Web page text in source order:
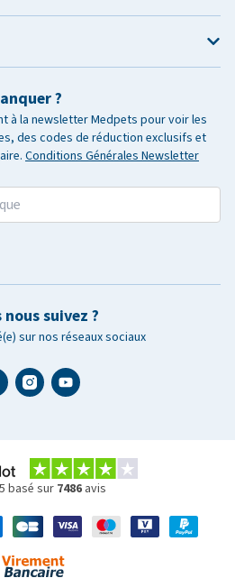
?
à la newsletter Medpets pour voir les
des codes de réduction exclusifs et
Conditions Générales Newsletter
nous suivez ?
sur nos réseaux sociaux
basé sur 7486 avis